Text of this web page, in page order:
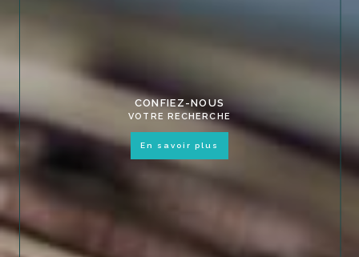
CONFIEZ-NOUS
VOTRE RECHERCHE
en savoir plus